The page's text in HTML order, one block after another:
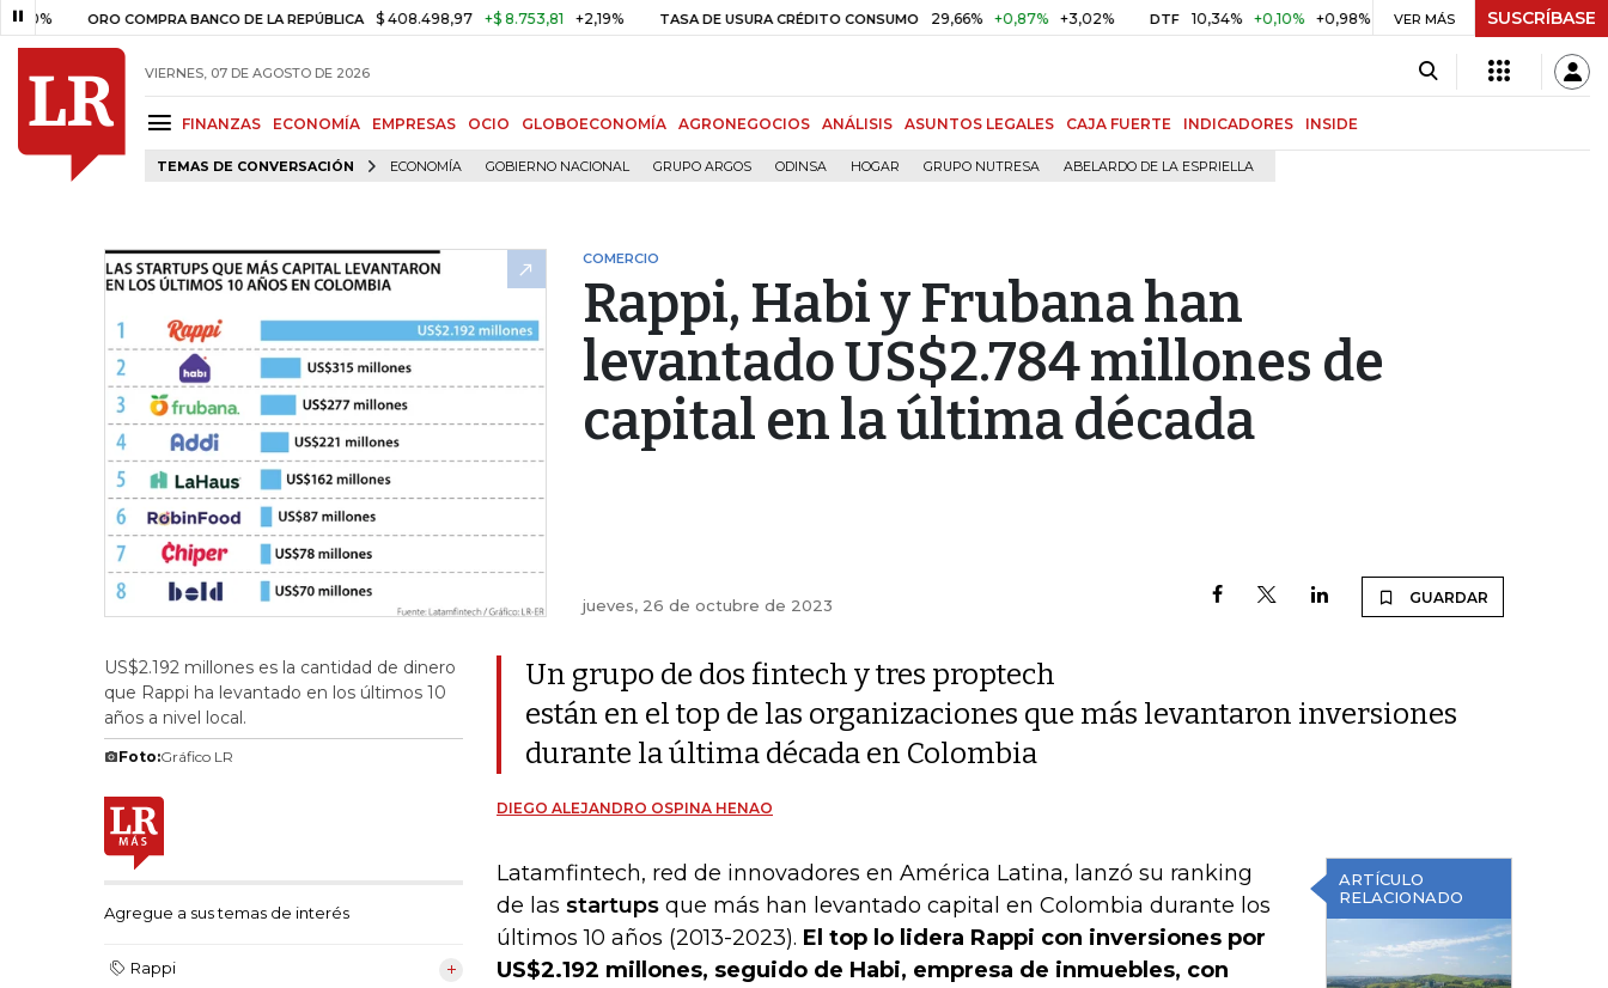
ORO COMPRA BANCO DE LA REPÚBLICA $ 408.498,97 +$ 8.753,81 +2,19% TASA DE USURA CRÉDITO CONSUMO 29,66% +0,87% +3,02% DTF 10,34% +0,10% +0,98% UVR $ 416,96 +$ 0,05 +0,01%
VER MÁS SUSCRÍBASE
VIERNES, 07 DE AGOSTO DE 2026
FINANZAS ECONOMÍA EMPRESAS OCIO GLOBOECONOMÍA AGRONEGOCIOS ANÁLISIS ASUNTOS LEGALES CAJA FUERTE INDICADORES INSIDE
TEMAS DE CONVERSACIÓN ECONOMÍA GOBIERNO NACIONAL GRUPO ARGOS ODINSA HOGAR GRUPO NUTRESA ABELARDO DE LA ESPRIELLA
COMERCIO
Rappi, Habi y Frubana han
levantado US$2.784 millones de
capital en la última década
jueves, 26 de octubre de 2023 GUARDAR
US$2.192 millones es la cantidad de dinero
que Rappi ha levantado en los últimos 10
años a nivel local.
Foto:Gráfico LR
Agregue a sus temas de interés
Rappi
Un grupo de dos fintech y tres proptech
están en el top de las organizaciones que más levantaron inversiones
durante la última década en Colombia
DIEGO ALEJANDRO OSPINA HENAO
ARTÍCULO
RELACIONADO
Latamfintech, red de innovadores en América Latina, lanzó su ranking
de las startups que más han levantado capital en Colombia durante los
últimos 10 años (2013-2023). El top lo lidera Rappi con inversiones por
US$2.192 millones, seguido de Habi, empresa de inmuebles, con